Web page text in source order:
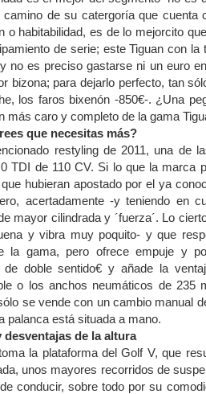
camino de su catergoría que
o habitabilidad, es de lo mejorcito
de serie; este Tiguan con
no es preciso gastarse ni un euro
bizona; para dejarlo perfecto, tan
los faros bixenón -850€-. ¿Una
más caro y completo de la gama
que necesitas más?
restyling de 2011, una de
TDI de 110 CV. Si lo que la
hubieran apostado por el ya
acertadamente -y teniendo en
mayor cilindrada y ´fuerza´. Lo
y vibra muy poquito- y que
la gama, pero ofrece empuje y
de doble sentido€ y añade la
o los anchos neumáticos de 235
se vende con un cambio manual
palanca está situada a mano.
desventajas de la altura
la plataforma del Golf V, que
unos mayores recorridos de
conducir, sobre todo por su